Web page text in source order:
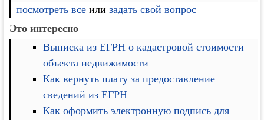
посмотреть все илизадать свой вопрос
Это интересно
Выписка из ЕГРН о кадастровой стоимости
объекта недвижимости
Как вернуть плату за предоставление
сведений из ЕГРН
Как оформить электронную подпись для